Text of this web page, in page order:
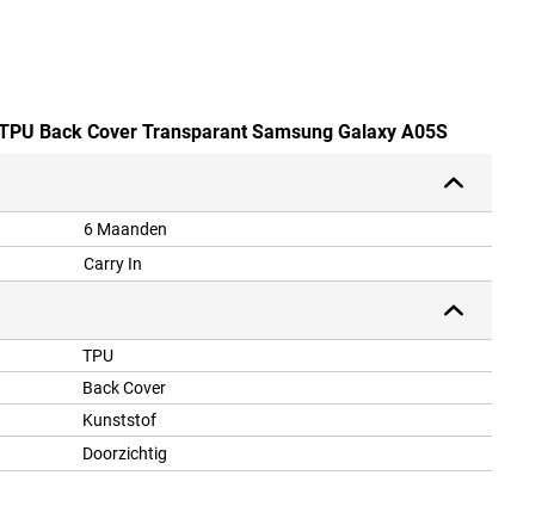
Back Cover Transparant Samsung Galaxy A05S
6 Maanden
Carry In
TPU
Back Cover
Kunststof
Doorzichtig